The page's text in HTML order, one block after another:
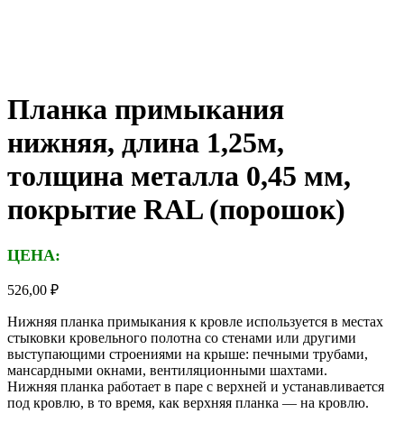
Планка примыкания
нижняя, длина 1,25м,
толщина металла 0,45 мм,
покрытие RAL (порошок)
ЦЕНА:
526,00 ₽
Нижняя планка примыкания к кровле используется в местах
стыковки кровельного полотна со стенами или другими
выступающими строениями на крыше: печными трубами,
мансардными окнами, вентиляционными шахтами.
Нижняя планка работает в паре с верхней и устанавливается
под кровлю, в то время, как верхняя планка — на кровлю.